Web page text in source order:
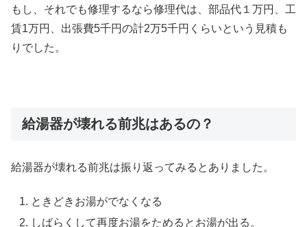
もし、それでも修理するなら修理代は、部品代１万円、工
賃1万円、出張費5千円の計2万5千円くらいという見積も
りでした。
給湯器が壊れる前兆はあるの？
給湯器が壊れる前兆は振り返ってみるとありました。
ときどきお湯がでなくなる
しばらくして再度お湯をためるとお湯が出る。